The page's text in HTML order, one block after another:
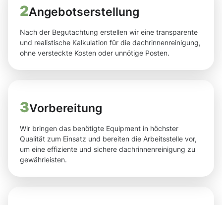
2Angebotserstellung
Nach der Begutachtung erstellen wir eine transparente
und realistische Kalkulation für die dachrinnenreinigung,
ohne versteckte Kosten oder unnötige Posten.
3Vorbereitung
Wir bringen das benötigte Equipment in höchster
Qualität zum Einsatz und bereiten die Arbeitsstelle vor,
um eine effiziente und sichere dachrinnenreinigung zu
gewährleisten.